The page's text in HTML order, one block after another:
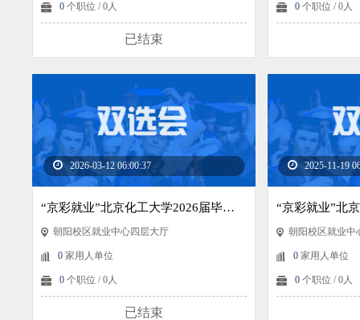
0 个职位 / 0人
已结束
0个职位 / 0人
2026-03-12 06:00:37
“京彩就业”北京化工大学2026届毕业生春季综合类双选会（第一场）
朝阳校区就业中心四层大厅
0 家用人单位
0 个职位 / 0人
已结束
2025-11-19
朝阳校区就业中
0家用人单位
0个职位 / 0人